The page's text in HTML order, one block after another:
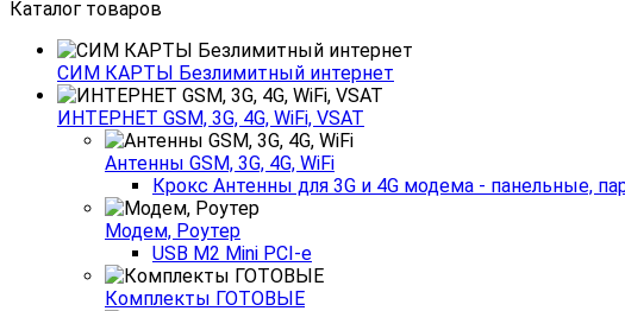
Каталог товаров
СИМ КАРТЫ Безлимитный интернет
ИНТЕРНЕТ GSM, 3G, 4G, WiFi, VSAT
Антенны GSM, 3G, 4G, WiFi
Крокс Антенны для 3G и 4G модема - панельные,
Модем, Роутер
USB M2 Mini PCI-e
Комплекты ГОТОВЫЕ